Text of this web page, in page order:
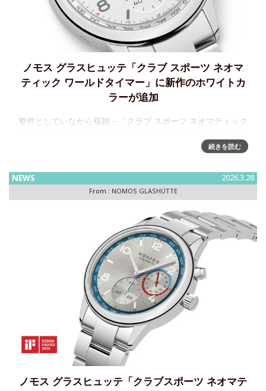
ノモス グラスヒュッテ「クラブ スポーツ ネオマ
ティック ワールドタイマー」に新作のホワイトカ
ラーが追加
整然としていながら複雑～「クラブ スポーツ ネオマティック
ールドタイマーは、ウォッチ・マニュファクチュールのノモ
ざまな鮮やか
続きを読む
NEWS 2026.3.28
From : NOMOS GLASHÜTTE
ノモス グラスヒュッテ「クラブスポーツ ネオマテ